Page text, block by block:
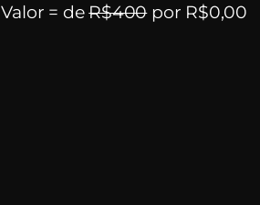
Valor = deR$400por R$0,00